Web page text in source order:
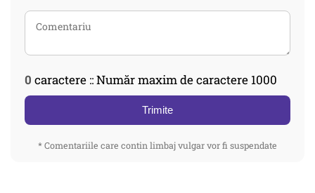
0 caractere :: Număr maxim de caractere 1000
Trimite
* Comentariile care contin limbaj vulgar vor fi suspendate